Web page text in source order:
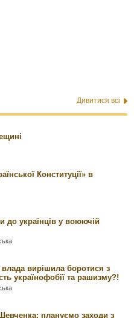
Дивитися всі
Конституції» в
до українців у воюючій
вирішила боротися з
українофобії та рашизму?!
плануємо заходи з